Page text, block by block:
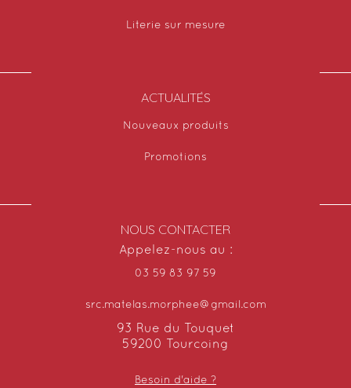
Literie sur mesure
ACTUALITÉS
Nouveaux produits
Promotions
NOUS CONTACTER
Appelez-nous au :
03 59 83 97 59
src.matelas.morphee@gmail.com
93 Rue du Touquet
59200 Tourcoing
Besoin d'aide ?